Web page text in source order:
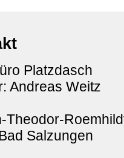
Platzdasch
Andreas Weitz
Theodor-
Salzungen